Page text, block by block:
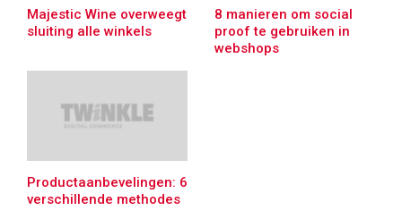
Majestic Wine overweegt
sluiting alle winkels
8 manieren om social
proof te gebruiken in
webshops
Productaanbevelingen: 6
verschillende methodes